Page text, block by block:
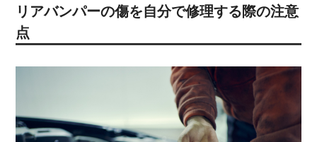
リアバンパーの傷を自分で修理する際の注意
点